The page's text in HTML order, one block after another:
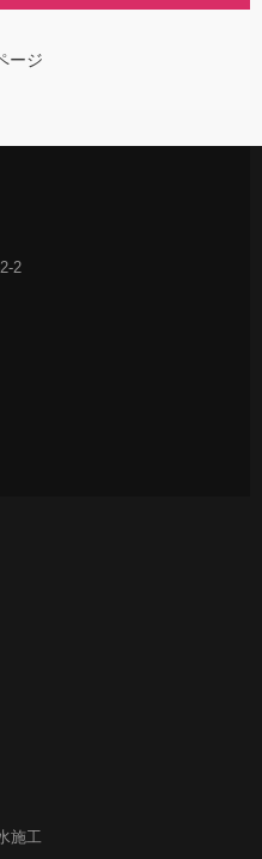
ージ
2
施工